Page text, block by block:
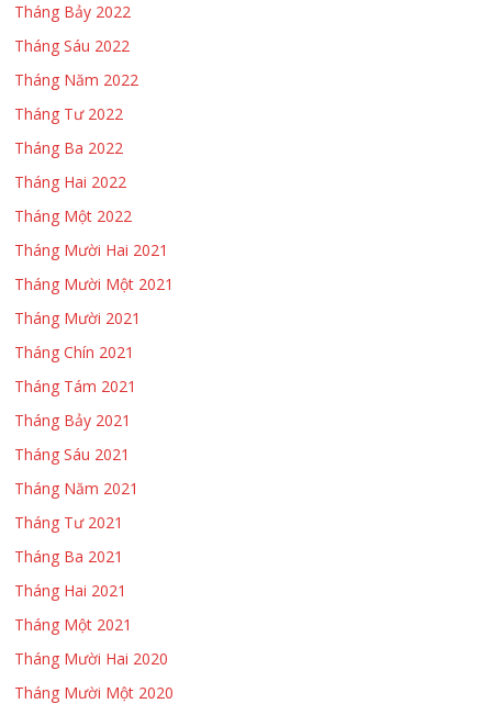
Tháng Bảy 2022
Tháng Sáu 2022
Tháng Năm 2022
Tháng Tư 2022
Tháng Ba 2022
Tháng Hai 2022
Tháng Một 2022
Tháng Mười Hai 2021
Tháng Mười Một 2021
Tháng Mười 2021
Tháng Chín 2021
Tháng Tám 2021
Tháng Bảy 2021
Tháng Sáu 2021
Tháng Năm 2021
Tháng Tư 2021
Tháng Ba 2021
Tháng Hai 2021
Tháng Một 2021
Tháng Mười Hai 2020
Tháng Mười Một 2020